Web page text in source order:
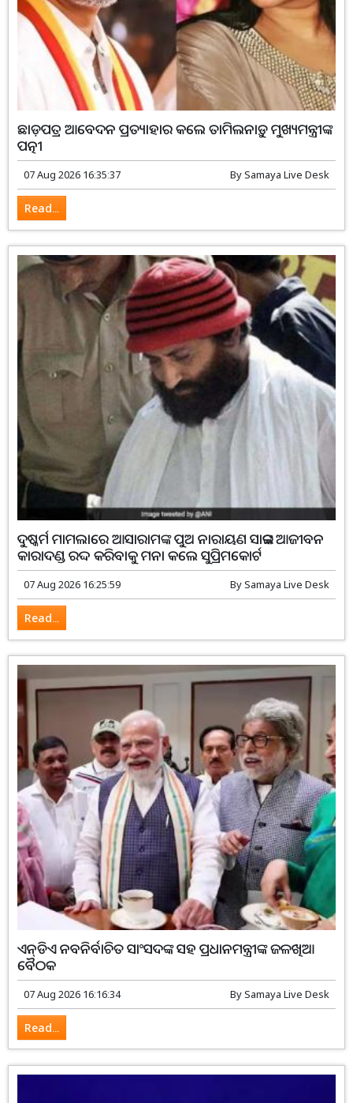
ଛାଡ଼ପତ୍ର ଆବେଦନ ପ୍ରତ୍ୟାହାର କଲେ ତାମିଲନାଡ଼ୁ ମୁଖ୍ୟମନ୍ତ୍ରୀଙ୍କ
ପତ୍ନୀ
07 Aug 2026 16:35:37 BySamaya Live Desk
Read...
ଦୁଷ୍କର୍ମ ମାମଲାରେ ଆସାରାମଙ୍କ ପୁଅ ନାରାୟଣ ସାଇଙ୍କ ଆଜୀବନ
କାରାଦଣ୍ଡ ରଦ୍ଦ କରିବାକୁ ମନା କଲେ ସୁପ୍ରିମକୋର୍ଟ
07 Aug 2026 16:25:59 BySamaya Live Desk
Read...
ଏନ୍‌ଡିଏ ନବନିର୍ବାଚିତ ସାଂସଦଙ୍କ ସହ ପ୍ରଧାନମନ୍ତ୍ରୀଙ୍କ ଜଳଖିଆ
ବୈଠକ
07 Aug 2026 16:16:34 BySamaya Live Desk
Read...